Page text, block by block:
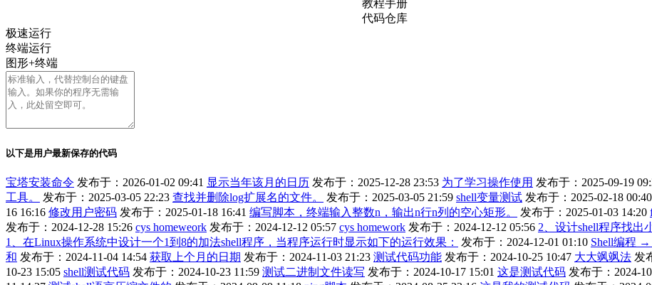
教程手册
代码仓库
极速运行
终端运行
图形+终端
以下是用户最新保存的代码
宝塔安装命令 发布于：2026-01-02 09:41 显示当年该月的日历 发布于：2025-12-28 23:53 为了学习操作使用 发布于：2025-09-19
工具。
发布于：2025-03-05 22:23 查找并删除log扩展名的文件。 发布于：2025-03-05 21:59 shell变量测试 发布于：2025-02-18 00:40
16 16:16 修改用户密码 发布于：2025-01-18 16:41 编写脚本，终端输入整数n，输出n行n列的空心矩形。 发布于：2025-01-03 14:20
发布于：2024-12-28 15:26 cys homeweork 发布于：2024-12-12 05:57 cys homework 发布于：2024-12-12 05:56 2、设计shell程序找出
1、在Linux操作系统中设计一个1到8的加法shell程序，当程序运行时显示如下的运行效果：
发布于：2024-12-01 01:10 Shell编程
和 发布于：2024-11-04 14:54 获取上个月的日期 发布于：2024-11-03 21:23 测试代码功能 发布于：2024-10-25 10:47 大大飒飒法 发
10-23 15:05 shell测试代码 发布于：2024-10-23 11:59 测试二进制文件读写 发布于：2024-10-17 15:01 这是测试代码 发布于：2024-